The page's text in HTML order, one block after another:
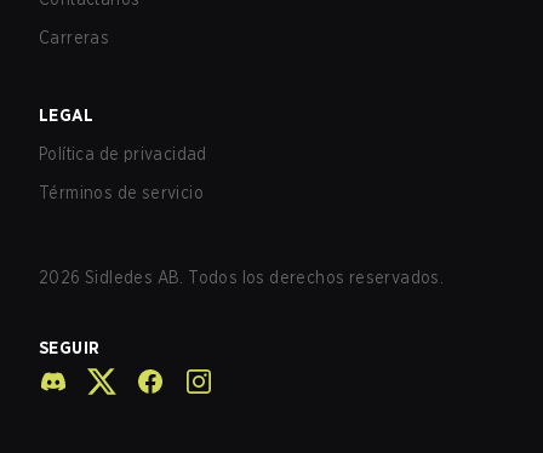
Carreras
LEGAL
Política de privacidad
Términos de servicio
2026 Sidledes AB. Todos los derechos reservados.
SEGUIR